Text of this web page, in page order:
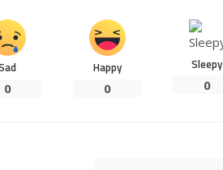
0
Happy
0
Sleepy
0